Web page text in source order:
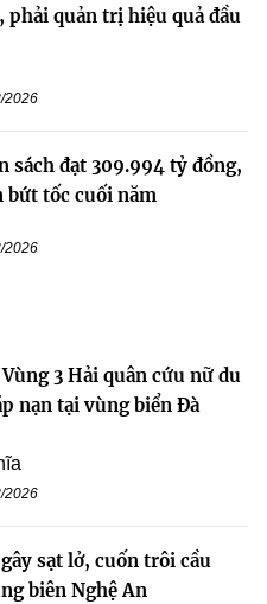
phải quản trị hiệu quả đầu
2026
sách đạt 309.994 tỷ đồng,
bứt tốc cuối năm
2026
3 Hải quân cứu nữ du
nạn tại vùng biển Đà
2026
sạt lở, cuốn trôi cầu
biên Nghệ An